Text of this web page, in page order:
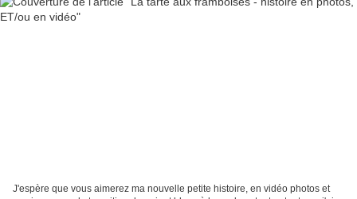
J'espère que vous aimerez ma nouvelle petite histoire, en vidéo photos et